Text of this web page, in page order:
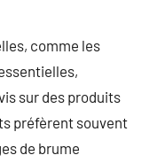
comme les
sur des produits
préfèrent souvent
de brume